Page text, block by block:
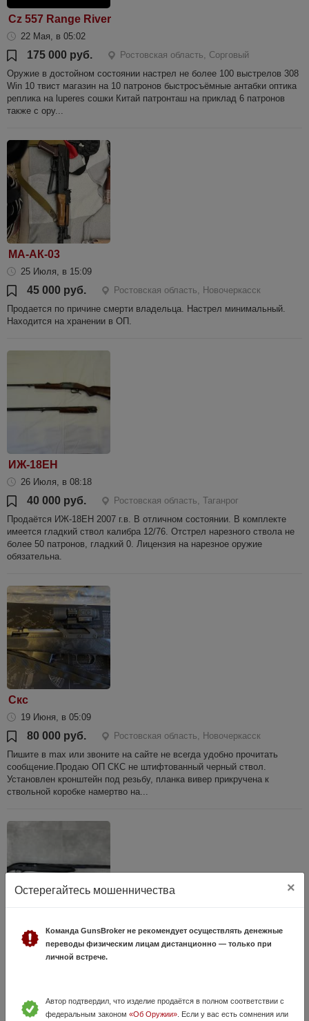
Cz 557 Range River
22 Мая, в 05:02
175 000 руб.
Ростовская область, Сорговый
Оружие в достойном состоянии настрел не более 100 выстрелов 308
Win 10 твист магазин на 10 патронов быстросъёмные антабки оптика
реплика на luperes сошки Китай патронташ на приклад 6 патронов
также с ору...
МА-АК-03
25 Июля, в 15:09
45 000 руб.
Ростовская область, Новочеркасск
Продается по причине смерти владельца. Настрел минимальный.
Находится на хранении в ОП.
ИЖ-18ЕН
26 Июля, в 08:18
40 000 руб.
Ростовская область, Таганрог
Продаётся ИЖ-18ЕН 2007 г.в. В отличном состоянии. В комплекте
имеется гладкий ствол калибра 12/76. Отстрел нарезного ствола не
более 50 патронов, гладкий 0. Лицензия на нарезное оружие
обязательна.
Скс
19 Июня, в 05:09
80 000 руб.
Ростовская область, Новочеркасск
Пишите в max или звоните на сайте не всегда удобно прочитать
сообщение.Продаю ОП СКС не штифтованный черный ствол.
Установлен кронштейн под резьбу, планка вивер прикручена к
ствольной коробке намертво на...
новое Beretta a400 lite kick-off
11 Июля, в 10:59
новое Beretta A400 Lite 12/76, 76 OCHP Kick‑Off —
полуавтоматическое гладкоствольное ружьё (12×76). длина ствола:
Остерегайтесь мошенничества ×
Команда GunsBroker не рекомендует осуществлять денежные
переводы физическим лицам дистанционно — только при
личной встрече.
Автор подтвердил, что изделие продаётся в полном соответствии с
федеральным законом «Об Оружии». Если у вас есть сомнения или